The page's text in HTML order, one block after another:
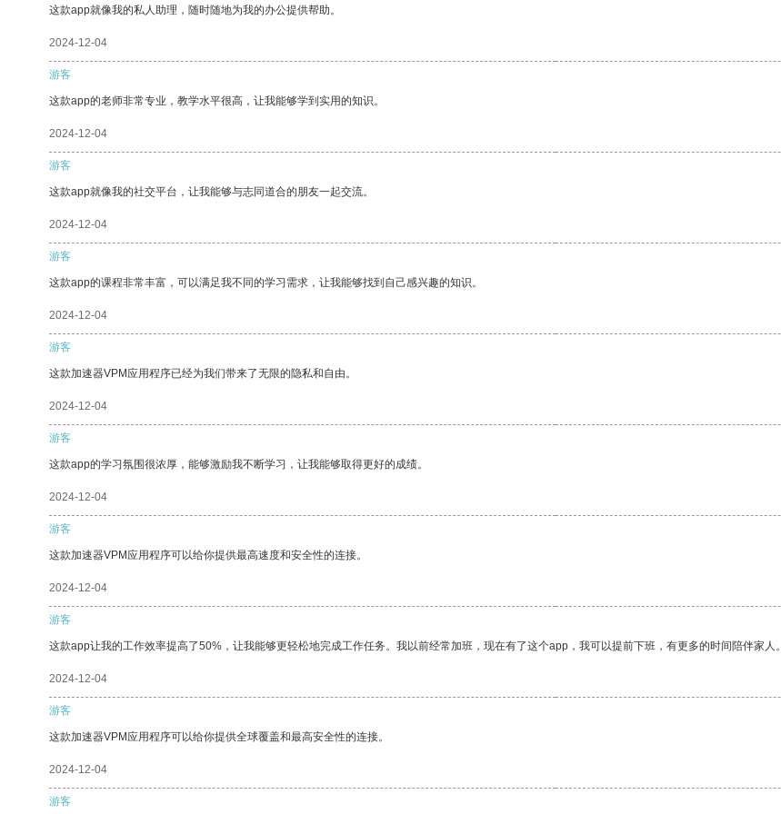
这款app就像我的私人助理，随时随地为我的办公提供帮助。
2024-12-04
游客
这款app的老师非常专业，教学水平很高，让我能够学到实用的知识。
2024-12-04
游客
这款app就像我的社交平台，让我能够与志同道合的朋友一起交流。
2024-12-04
游客
这款app的课程非常丰富，可以满足我不同的学习需求，让我能够找到自己感兴趣的知识。
2024-12-04
游客
这款加速器VPM应用程序已经为我们带来了无限的隐私和自由。
2024-12-04
游客
这款app的学习氛围很浓厚，能够激励我不断学习，让我能够取得更好的成绩。
2024-12-04
游客
这款加速器VPM应用程序可以给你提供最高速度和安全性的连接。
2024-12-04
游客
这款app让我的工作效率提高了50%，让我能够更轻松地完成工作任务。我以前经常加班，现在有了这个app，我可以提前下班，有更多的时间陪伴家人。
2024-12-04
游客
这款加速器VPM应用程序可以给你提供全球覆盖和最高安全性的连接。
2024-12-04
游客